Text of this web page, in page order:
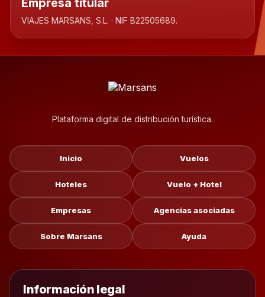
Empresa titular
VIAJES MARSANS, S.L. · NIF B22505689.
Plataforma digital de distribución turística.
Inicio Vuelos
Hoteles Vuelo + Hotel
Empresas Agencias asociadas
Sobre Marsans Ayuda
Información legal